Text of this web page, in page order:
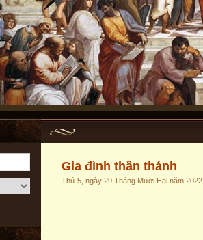
Gia đình thần thánh
Thứ 5, ngày 29 Tháng Mười Hai năm 2022